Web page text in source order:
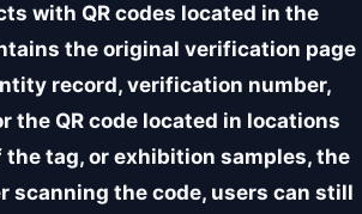
with QR codes located in the
the original verification page
record, verification number,
the QR code located in locations
tag, or exhibition samples, the
scanning the code, users can still